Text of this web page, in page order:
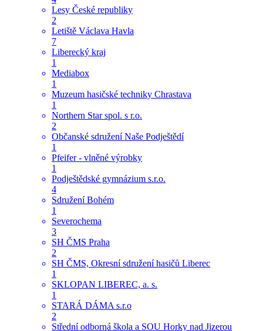
Lesy České republiky
2
Letiště Václava Havla
7
Liberecký kraj
1
Mediabox
1
Muzeum hasičské techniky Chrastava
1
Northern Star spol. s r.o.
2
Občanské sdružení Naše Podještědí
1
Pfeifer - vlněné výrobky
1
Podještědské gymnázium s.r.o.
4
Sdružení Bohém
1
Severochema
3
SH ČMS Praha
2
SH ČMS, Okresní sdružení hasičů Liberec
1
SKLOPAN LIBEREC, a. s.
1
STARÁ DÁMA s.r.o
2
Střední odborná škola a SOU Horky nad Jizerou